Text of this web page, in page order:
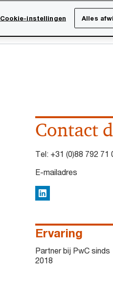
Carrière
Contact
Tel: +31 (0)88 792 71
E-mailadres
LinkedIn
Ervaring
Partner bij PwC sinds
2018
Cookie-instellingen Alles